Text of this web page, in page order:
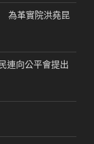
為革實院洪堯昆
連向公平會提出